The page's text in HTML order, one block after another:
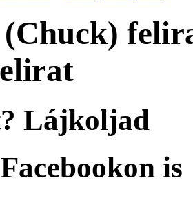
Lájkoljad
is